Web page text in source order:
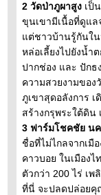
2 วัดป่าภูผาสูง เป็
ขุนเขามีเนื้อที่ดูแล
ต่ชาวบ้านรู้กันใน
หล่อเลี้ยงไปยังน้ำ
ปากช่อง และ ปัก
ความสวยงามของ
ภูเขาสุดอลังการ
สร้างกรุพระใต้ดิน
3 ฟาร์มโชคชัย น
ชื่อที่ไม่ไกลจากเมื
คาวบอย ในเมือง
ตัวกว่า 200 ไร่ เ
ที่นี่ จะปลดปล่อยคุ